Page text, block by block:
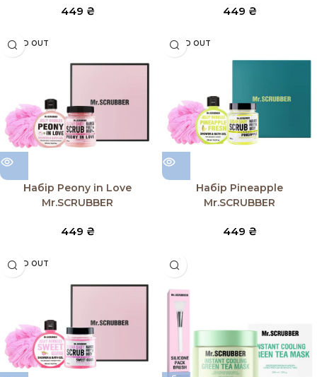
449 ₴ 449 ₴
SOLD OUT
Набір Peony in Love
Mr.SCRUBBER
449 ₴
SOLD OUT
Набір Pineapple
Mr.SCRUBBER
449 ₴
SOLD OUT